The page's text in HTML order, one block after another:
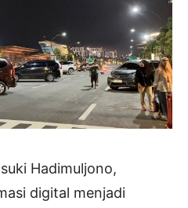
Hadimuljono,
digital menjadi